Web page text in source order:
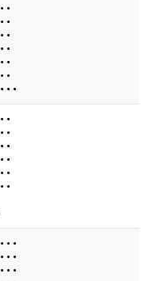
• •
• •
• •
• •
• •
• •
• • •
• •
• •
• •
• •
• •
• •
• • •
• • •
• • •